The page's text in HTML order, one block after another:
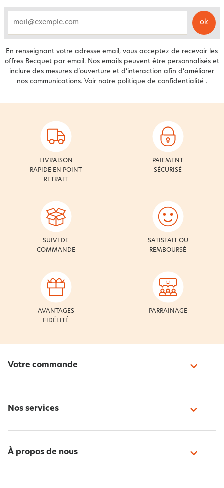
ok
En renseignant votre adresse email, vous acceptez de recevoir les
offres Becquet par email. Nos emails peuvent être personnalisés et
inclure des mesures d’ouverture et d’interaction afin d’améliorer
nos communications. Voir notre politique de confidentialité .
LIVRAISON
RAPIDE EN POINT
RETRAIT
PAIEMENT
SÉCURISÉ
SUIVI DE
COMMANDE
SATISFAIT OU
REMBOURSÉ
AVANTAGES
FIDÉLITÉ
PARRAINAGE
Votre commande
Nos services
À propos de nous